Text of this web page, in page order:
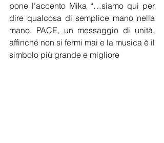
pone l’accento Mika “…siamo qui per
dire qualcosa di semplice mano nella
mano, PACE, un messaggio di unità,
affinché non si fermi mai e la musica è il
simbolo più grande e migliore